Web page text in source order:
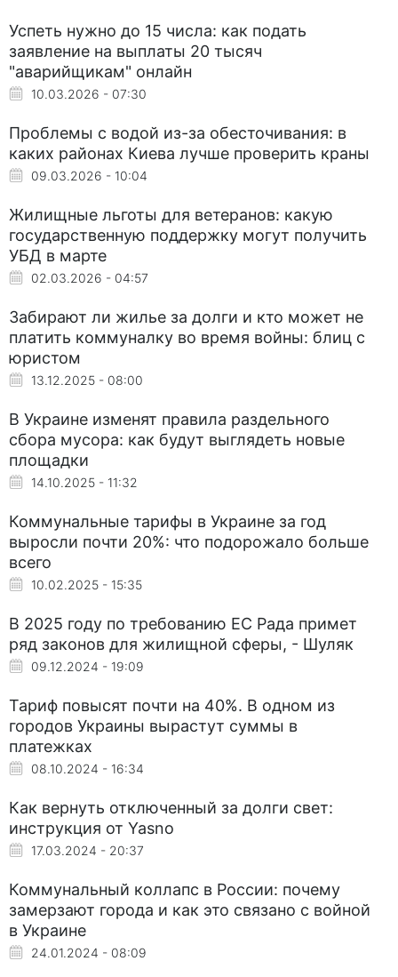
Успеть нужно до 15 числа: как подать
заявление на выплаты 20 тысяч
"аварийщикам" онлайн
10.03.2026 - 07:30
Проблемы с водой из-за обесточивания: в
каких районах Киева лучше проверить краны
09.03.2026 - 10:04
Жилищные льготы для ветеранов: какую
государственную поддержку могут получить
УБД в марте
02.03.2026 - 04:57
Забирают ли жилье за долги и кто может не
платить коммуналку во время войны: блиц с
юристом
13.12.2025 - 08:00
В Украине изменят правила раздельного
сбора мусора: как будут выглядеть новые
площадки
14.10.2025 - 11:32
Коммунальные тарифы в Украине за год
выросли почти 20%: что подорожало больше
всего
10.02.2025 - 15:35
В 2025 году по требованию ЕС Рада примет
ряд законов для жилищной сферы, - Шуляк
09.12.2024 - 19:09
Тариф повысят почти на 40%. В одном из
городов Украины вырастут суммы в
платежках
08.10.2024 - 16:34
Как вернуть отключенный за долги свет:
инструкция от Yasno
17.03.2024 - 20:37
Коммунальный коллапс в России: почему
замерзают города и как это связано с войной
в Украине
24.01.2024 - 08:09